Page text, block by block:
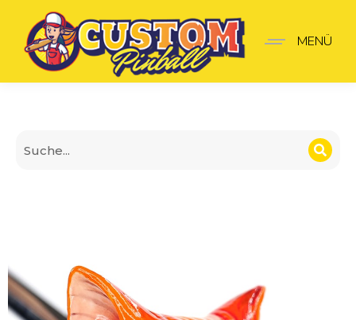
Bad cats Shooter-Griff
MENÜ